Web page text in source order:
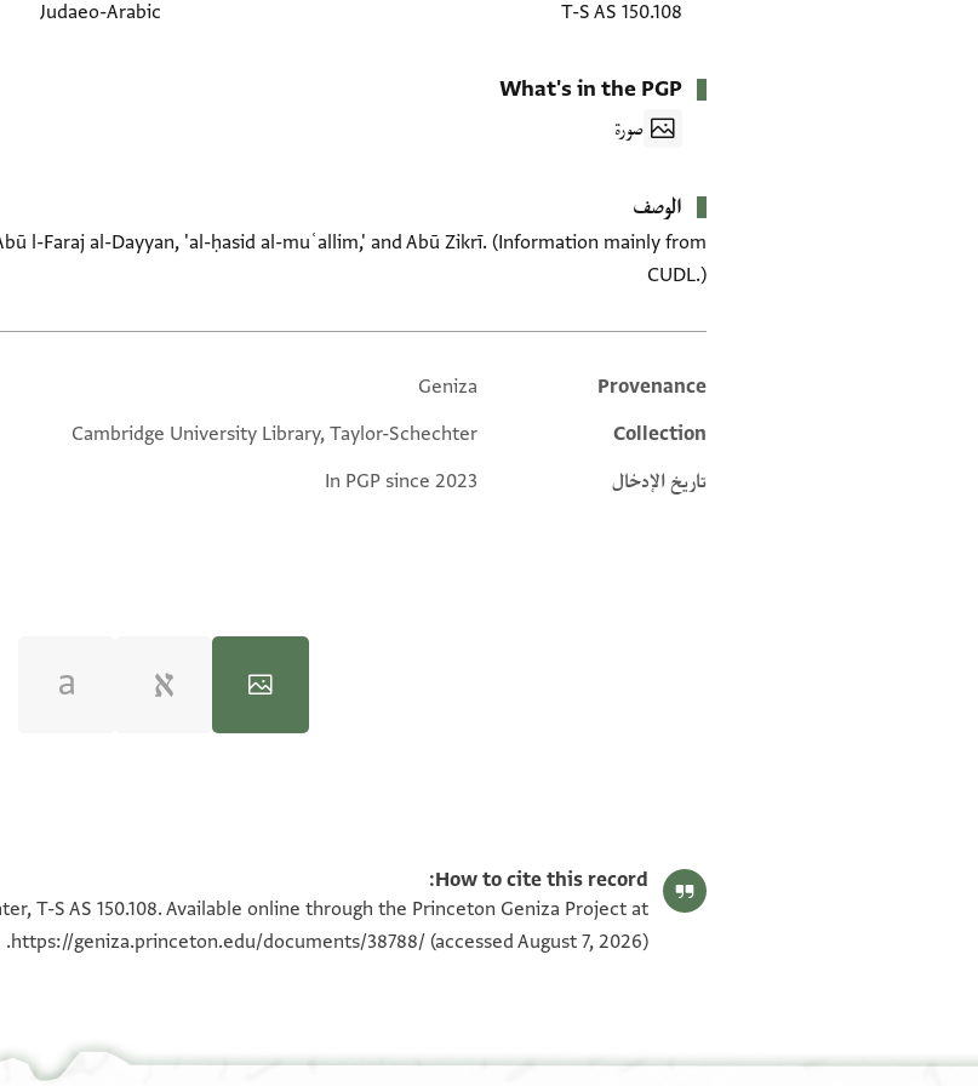
T-S AS 150.108
Judaeo-Arabic
What's in the PGP
صورة
الوصف
l-Faraj al-Dayyan, 'al-ḥasid al-muʿallim,' and Abū Zikrī. (Information mainly from
CUDL.)
Additional metadata
Provenance
Geniza
Collection
Cambridge University Library, Taylor-Schechter
تاريخ الإدخال
In PGP since 2023
100%
100%
How to cite this record:
T-S AS 150.108. Available online through the Princeton Geniza Project at
https://geniza.princeton.edu/documents/38788/ (accessed August 7, 2026).